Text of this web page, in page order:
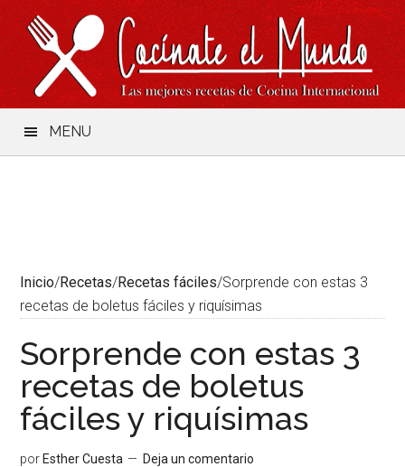
Saltar
contenido
secondary
Saltar
lateral
principal
Saltar
página
MENU
Inicio/Recetas/Recetas fáciles/Sorprende con estas 3
recetas de boletus fáciles y riquísimas
Sorprende con estas 3
recetas de boletus
fáciles y riquísimas
por Esther Cuesta Deja un comentario